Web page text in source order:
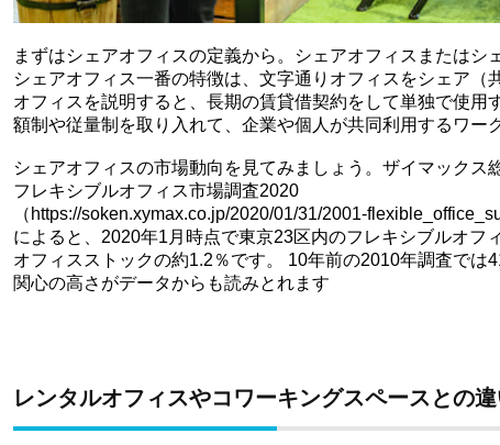
まずはシェアオフィスの定義から。シェアオフィスまたはシ
シェアオフィス一番の特徴は、文字通りオフィスをシェア（
オフィスを説明すると、長期の賃貸借契約をして単独で使用
額制や従量制を取り入れて、企業や個人が共同利用するワー
シェアオフィスの市場動向を見てみましょう。ザイマックス
フレキシブルオフィス市場調査2020
（https://soken.xymax.co.jp/2020/01/31/2001-
によると、2020年1月時点で東京23区内のフレキシブルオフ
オフィスストックの約1.2％です。 10年前の2010年調査では
関心の高さがデータからも読みとれます
レンタルオフィスやコワーキングスペースとの